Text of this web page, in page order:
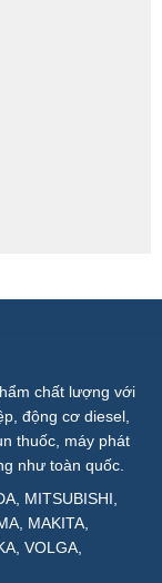
chất lượng với
động cơ diesel,
thuốc, máy phát
như toàn quốc.
MITSUBISHI,
MAKITA,
VOLGA,